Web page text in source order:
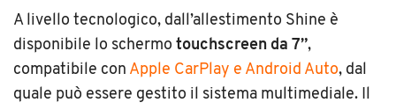
A livello tecnologico, dall’allestimento Shine è
disponibile lo schermo touchscreen da 7”,
compatibile con Apple CarPlay e Android Auto, dal
quale può essere gestito il sistema multimediale. Il